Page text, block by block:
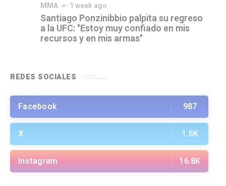
MMA 1 week ago
Santiago Ponzinibbio palpita su regreso
a la UFC: "Estoy muy confiado en mis
recursos y en mis armas"
REDES SOCIALES
Facebook 987
X 1.5K
Instagram 16.8K